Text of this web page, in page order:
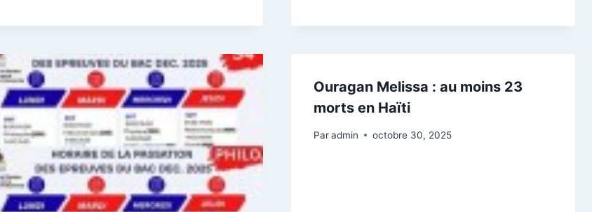
Ouragan Melissa : au moins 23
morts en Haïti
Par admin octobre 30, 2025